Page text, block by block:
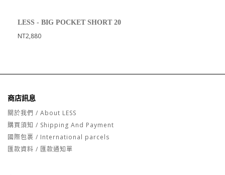
LESS - BIG POCKET SHORT 20
NT2,880
商店訊息
關於我們 / About LESS
購買須知 / Shipping And Payment
國際包裹 / International parcels
匯款資料 / 匯款通知單